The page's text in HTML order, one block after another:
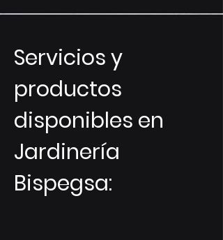
Servicios y
productos
disponibles en
Jardinería
Bispegsa: